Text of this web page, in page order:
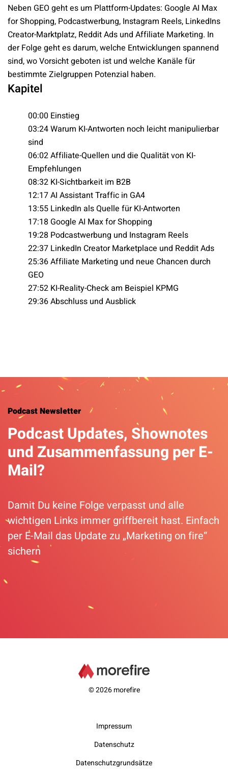
Neben GEO geht es um Plattform-Updates: Google AI Max
for Shopping, Podcastwerbung, Instagram Reels, LinkedIns
Creator-Marktplatz, Reddit Ads und Affiliate Marketing. In
der Folge geht es darum, welche Entwicklungen spannend
sind, wo Vorsicht geboten ist und welche Kanäle für
bestimmte Zielgruppen Potenzial haben.
Kapitel
00:00 Einstieg
03:24 Warum KI-Antworten noch leicht manipulierbar
sind
06:02 Affiliate-Quellen und die Qualität von KI-
Empfehlungen
08:32 KI-Sichtbarkeit im B2B
12:17 AI Assistant Traffic in GA4
13:55 LinkedIn als Quelle für KI-Antworten
17:18 Google AI Max for Shopping
19:28 Podcastwerbung und Instagram Reels
22:37 LinkedIn Creator Marketplace und Reddit Ads
25:36 Affiliate Marketing und neue Chancen durch
GEO
27:52 KI-Reality-Check am Beispiel KPMG
29:36 Abschluss und Ausblick
Podcast Newsletter
Podcast Updates, Shownotes
und Zusammenfassung per E-
Mail?
Damit Du keine Folge verpasst und alle
wichtigen Links immer griffbereit hast. Einfach
per E-Mail das Update zu „Marketing on fire“
sichern
© 2026 morefire
Impressum
Datenschutz
Datenschutzgrundsätze